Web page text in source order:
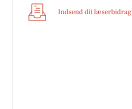
Indsend dit læserbidrag